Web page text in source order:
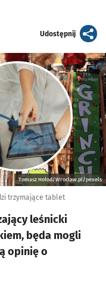
Udostępnijartykuł
Tomasz Hołod/Wroclaw.pl/pexels
trzymające tablet
leśnicki
będa mogli
opinię o